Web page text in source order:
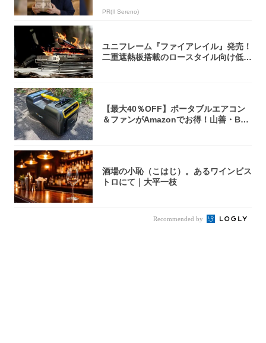
PR(Il Sereno)
ユニフレーム『ファイアレイル』発売！
二重遮熱板搭載のロースタイル向け低型
【最大40％OFF】ポータブルエアコン
＆ファンがAmazonでお得！山善・Bo
酒場の小恥（こはじ）。あるワインビス
トロにて｜大平一枝
Recommended by